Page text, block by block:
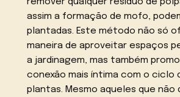
assim a formação de mofo,
plantadas. Este método não só
maneira de aproveitar espaços
a jardinagem, mas também
conexão mais íntima com o ciclo
plantas. Mesmo aqueles que não